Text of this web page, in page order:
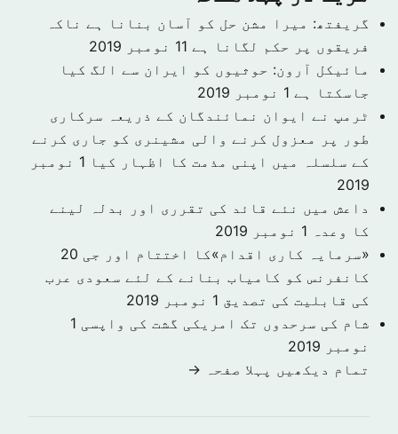
گریفتھ: میرا مشن حل کو آسان بنانا ہے ناکہ
فریقوں پر حکم لگانا ہے 11 نومبر 2019
مائیکل آرون: حوثیوں کو ایران سے الگ کیا
جاسکتا ہے 1 نومبر 2019
ٹرمپ نے ایوان نمائندگان کے ذریعہ سرکاری
طور پر معزول کرنے والی مشینری کو جاری کرنے
کے سلسلہ میں اپنی مذمت کا اظہار کیا
1 نومبر
2019
داعش میں نئے قائد کی تقرری اور بدلہ لینے
کا وعدہ 1 نومبر 2019
«سرمایہ کاری اقدام»کا اختتام اور جی 20
کانفرنس کو کامیاب بنانے کے لئے سعودی عرب
کی قابلیت کی تصدیق 1 نومبر 2019
شام کی سرحدوں تک امریکی گشت کی واپسی 1
نومبر 2019
تمام دیکھیں پہلا صفحہ →